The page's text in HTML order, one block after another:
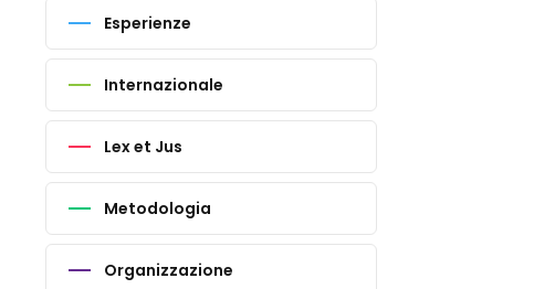
Esperienze
Internazionale
Lex et Jus
Metodologia
Organizzazione